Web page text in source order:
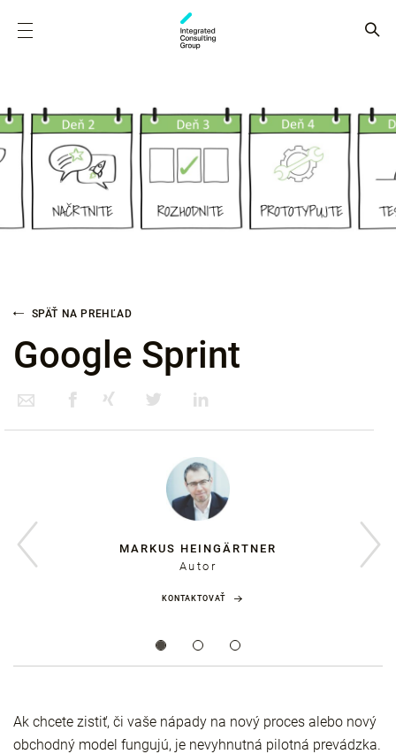
SPÄŤ NA PREHĽAD
Google Sprint
MARKUS HEINGÄRTNER
Autor
KONTAKTOVAŤ
Ak chcete zistiť, či vaše nápady na nový proces alebo nový
obchodný model fungujú, je nevyhnutná pilotná prevádzka.